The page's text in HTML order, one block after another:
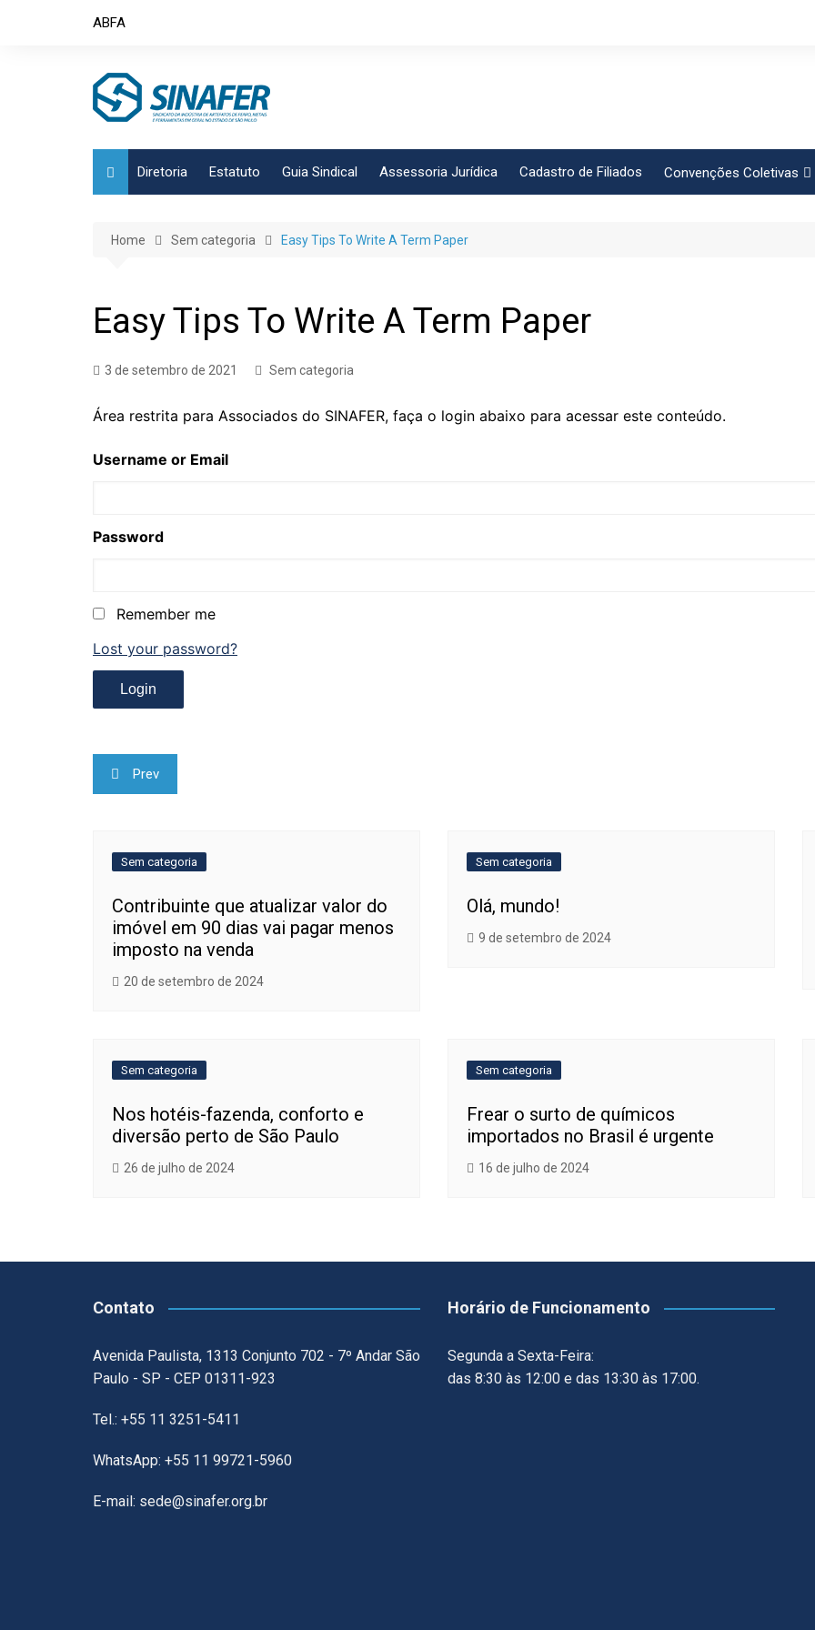
ABFA
Diretoria Estatuto Guia Sindical Assessoria Jurídica Cadastro de Filiados Convenções Coletivas
CCT – Itatiba, Birigui,
Home Sem categoria Easy Tips To Write A Term Paper
Easy Tips To Write A Term Paper
3 de setembro de 2021 Sem categoria
Área restrita para Associados do SINAFER, faça o login abaixo para acessar este conteúdo.
Username or Email
Password
Remember me
Lost your password?
Navegação
de
Prev
Sem categoria
Contribuinte que atualizar valor do
imóvel em 90 dias vai pagar menos
imposto na venda
20 de setembro de 2024
Sem categoria
Olá, mundo!
9 de setembro de 2024
Sem categoria
Nos hotéis-fazenda, conforto e
diversão perto de São Paulo
26 de julho de 2024
Sem categoria
Frear o surto de químicos
importados no Brasil é urgente
16 de julho de 2024
Contato
Avenida Paulista, 1313 Conjunto 702 - 7º Andar São
Paulo - SP - CEP 01311-923
Tel.: +55 11 3251-5411
WhatsApp: +55 11 99721-5960
E-mail: sede@sinafer.org.br
Horário de Funcionamento
Segunda a Sexta-Feira:
das 8:30 às 12:00 e das 13:30 às 17:00.